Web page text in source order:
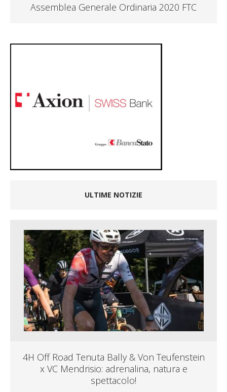
Assemblea Generale Ordinaria 2020 FTC
ULTIME NOTIZIE
4H Off Road Tenuta Bally & Von Teufenstein
x VC Mendrisio: adrenalina, natura e
spettacolo!